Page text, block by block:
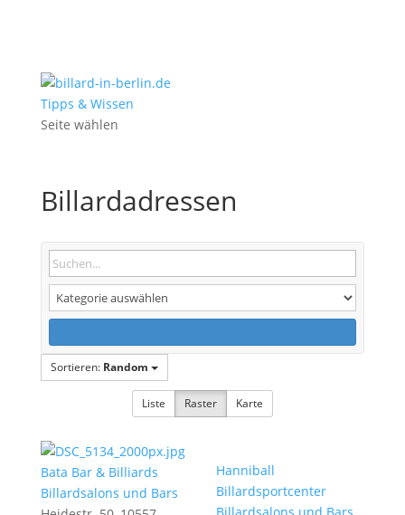
Tipps & Wissen
Seite wählen
Billardadressen
Sortieren: Random
Liste Raster Karte
Bata Bar & Billiards
Billardsalons und Bars
Hanniball
Billardsportcenter